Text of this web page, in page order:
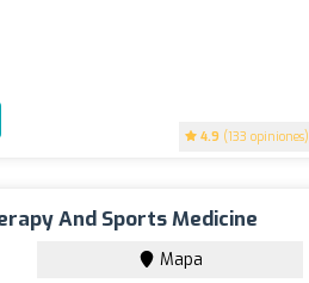
4.9 (133 opiniones)
And Sports Medicine
Mapa